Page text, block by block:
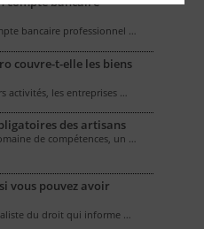
bancaire professionnel …
couvre-t-elle les biens
activités, les entreprises …
des artisans
de compétences, un …
vous pouvez avoir
du droit qui informe …